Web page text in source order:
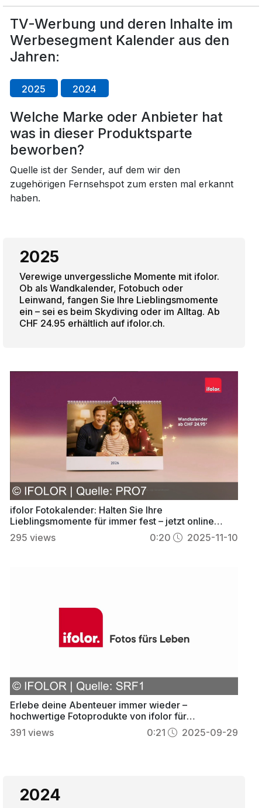
TV-Werbung und deren Inhalte im
Werbesegment Kalender aus den
Jahren:
2025 2024
Welche Marke oder Anbieter hat
was in dieser Produktsparte
beworben?
Quelle ist der Sender, auf dem wir den
zugehörigen Fernsehspot zum ersten mal erkannt
haben.
2025
Verewige unvergessliche Momente mit ifolor.
Ob als Wandkalender, Fotobuch oder
Leinwand, fangen Sie Ihre Lieblingsmomente
ein – sei es beim Skydiving oder im Alltag. Ab
CHF 24.95 erhältlich auf ifolor.ch.
ifolor Fotokalender: Halten Sie Ihre
Lieblingsmomente für immer fest – jetzt online
gestalten ab CHF 24.95
295 views 0:20 2025-11-10
Erlebe deine Abenteuer immer wieder –
hochwertige Fotoprodukte von ifolor für
unvergessliche Momente
391 views 0:21 2025-09-29
2024